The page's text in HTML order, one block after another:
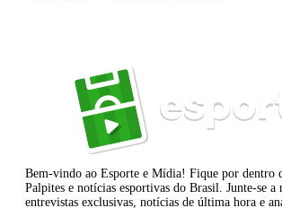
Bem-vindo ao Esporte e Mídia! Fique por dentro
Palpites e notícias esportivas do Brasil. Junte-se a
entrevistas exclusivas, notícias de última hora e